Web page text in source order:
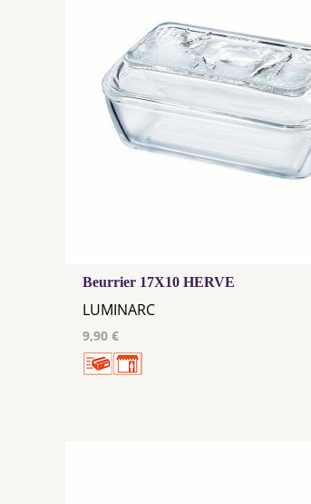
Beurrier 17X10 HERVE
LUMINARC
9,90 €